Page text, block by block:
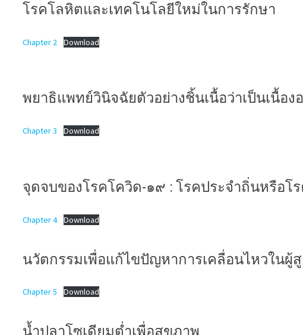
โรคโลหิตและเทคโนโลยีใหม่ในการรักษา
Chapter 2 Download
พยาธิแพทย์วินิจฉัยตัวอย่างชิ้นเนื้อว่าเป็นเนื้อ
Chapter 3 Download
จุดจบของโรคโควิด-๑๙ : โรคประจำถิ่นหรือโ
Chapter 4 Download
นวัตกรรมเพื่อแก้ไขปัญหาการเคลื่อนไหวในผู้
Chapter 5 Download
น้ำปลาโซเดียมต่ำเพื่อสุขภาพ